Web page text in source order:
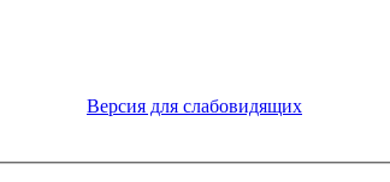
Версия для слабовидящих